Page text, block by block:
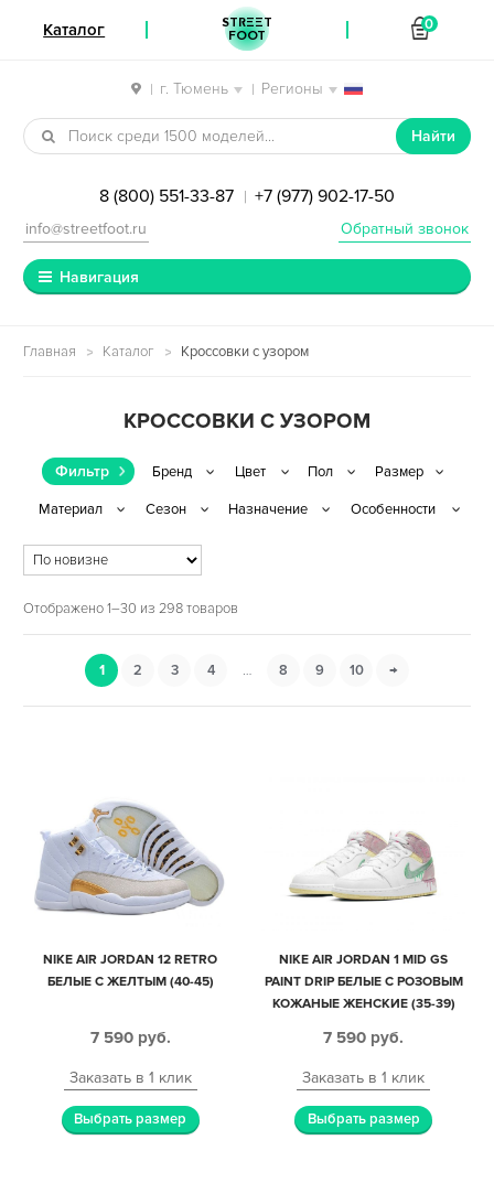
| г. Тюмень | Регионы
Перейти к навигации
Перейти к содержимому
Найти
8 (800) 551-33-87 | +7 (977) 902-17-50
Обратный звонок
info@streetfoot.ru
Навигация
Главная Каталог Кроссовки с узором
КРОССОВКИ С УЗОРОМ
Фильтр
Отображено 1–30 из 298 товаров
1 2 3 4 … 8 9 10 →
NIKE AIR JORDAN 12 RETRO
БЕЛЫЕ С ЖЕЛТЫМ (40-45)
7 590 руб.
Заказать в 1 клик
Выбрать размер
NIKE AIR JORDAN 1 MID GS
PAINT DRIP БЕЛЫЕ С РОЗОВЫМ
КОЖАНЫЕ ЖЕНСКИЕ (35-39)
7 590 руб.
Заказать в 1 клик
Выбрать размер
Каталог STREET
FOOT
0